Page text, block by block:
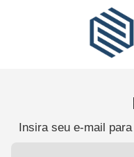
Insira seu e-mail